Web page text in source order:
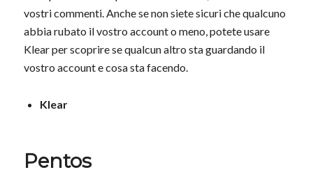
vostri commenti. Anche se non siete sicuri che qualcuno
abbia rubato il vostro account o meno, potete usare
Klear per scoprire se qualcun altro sta guardando il
vostro account e cosa sta facendo.
Klear
Pentos